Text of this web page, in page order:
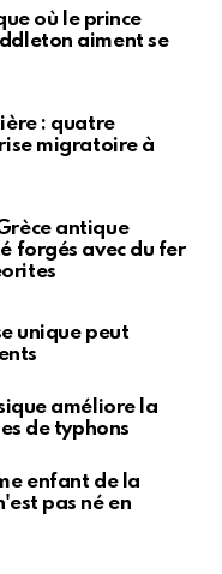
où le prince
aiment se
: quatre
migratoire à
antique
forgés avec du fer
unique peut
améliore la
de typhons
enfant de la
pas né en